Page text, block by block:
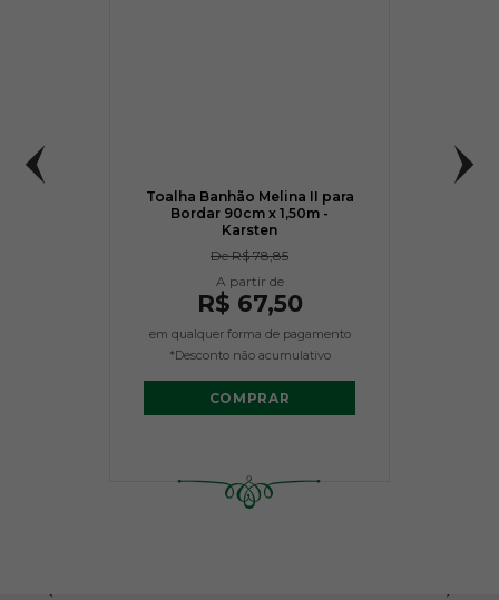
Toalha Banhão Melina II para
Bordar 90cm x 1,50m -
Karsten
DeR$ 78,85
R$ 67,50
em qualquer forma de pagamento
*Desconto não acumulativo
COMPRAR